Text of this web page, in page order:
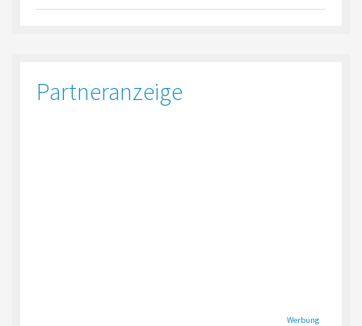
Partneranzeige
Werbung